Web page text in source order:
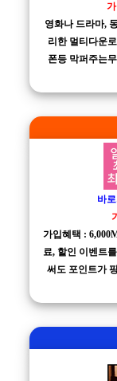
영화나 드라마,
리한 멀티다운
폰등 막퍼주는
바
가입혜택 :
료, 할인 이벤트
써도 포인트가